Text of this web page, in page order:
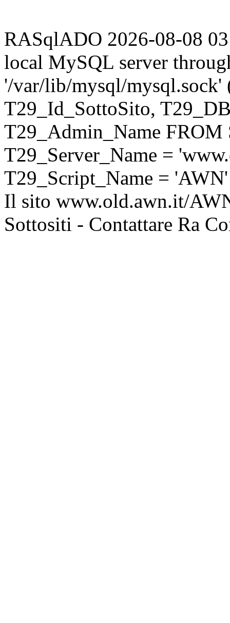
RASqlADO 2026-08-08
local MySQL server
'/var/lib/mysql/mysql.sock'
T29_Id_SottoSito,
T29_Admin_Name
T29_Server_Name =
T29_Script_Name = 'AWN'
Il sito www.old.awn.it/
Sottositi - Contattare Ra